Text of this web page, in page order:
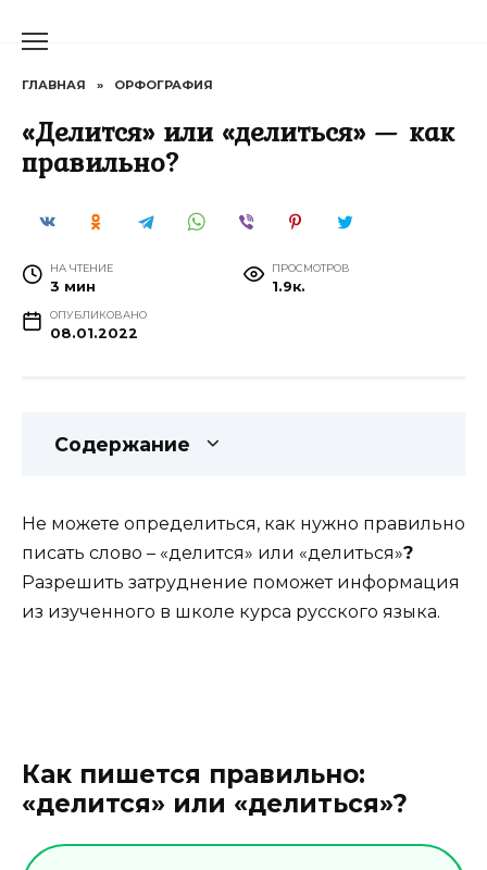
ГЛАВНАЯ » ОРФОГРАФИЯ
«Делится» или «делиться» — как
правильно?
НА ЧТЕНИЕ
3 мин
ПРОСМОТРОВ
1.9к.
ОПУБЛИКОВАНО
08.01.2022
Содержание
Не можете определиться, как нужно правильно
писать слово – «делится» или «делиться»?
Разрешить затруднение поможет информация
из изученного в школе курса русского языка.
Как пишется правильно:
«делится» или «делиться»?